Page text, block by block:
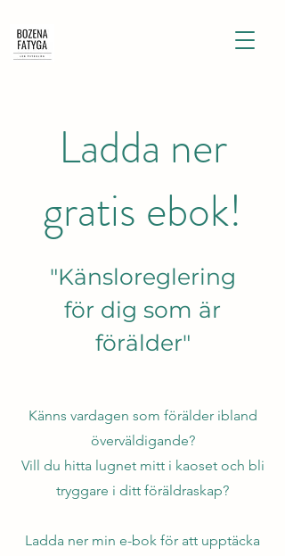
Ladda ner
gratis ebok!
"Känsloreglering
för dig som är
förälder"
Känns vardagen som förälder ibland
överväldigande?
Vill du hitta lugnet mitt i kaoset och bli
tryggare i ditt föräldraskap?
Ladda ner min e-bok för att upptäcka